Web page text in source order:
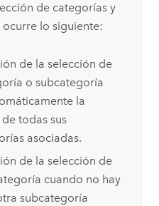
de categorías y
lo siguiente:
de la selección de
o subcategoría
la
todas sus
asociadas.
de la selección de
cuando no hay
subcategoría